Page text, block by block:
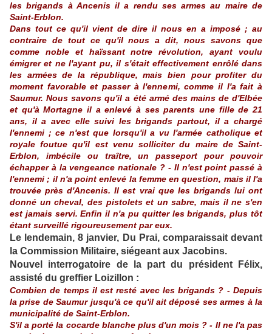
les brigands à Ancenis il a rendu ses armes au maire de
Saint-Erblon.
Dans tout ce qu'il vient de dire il nous en a imposé ; au
contraire de tout ce qu'il nous a dit, nous savons que
comme noble et haïssant notre révolution, ayant voulu
émigrer et ne l'ayant pu, il s'était effectivement enrôlé dans
les armées de la république, mais bien pour profiter du
moment favorable et passer à l'ennemi, comme il l'a fait à
Saumur. Nous savons qu'il a été armé des mains de d'Elbée
et qu'à Mortagne il a enlevé à ses parents une fille de 21
ans, il a avec elle suivi les brigands partout, il a chargé
l'ennemi ; ce n'est que lorsqu'il a vu l'armée catholique et
royale foutue qu'il est venu solliciter du maire de Saint-
Erblon, imbécile ou traître, un passeport pour pouvoir
échapper à la vengeance nationale ? - Il n'est point passé à
l'ennemi ; il n'a point enlevé la femme en question, mais il l'a
trouvée près d'Ancenis. Il est vrai que les brigands lui ont
donné un cheval, des pistolets et un sabre, mais il ne s'en
est jamais servi. Enfin il n'a pu quitter les brigands, plus tôt
étant surveillé rigoureusement par eux.
Le lendemain, 8 janvier, Du Prai, comparaissait devant
la Commission Militaire, siégeant aux Jacobins.
Nouvel interrogatoire de la part du président Félix,
assisté du greffier Loizillon :
Combien de temps il est resté avec les brigands ? - Depuis
la prise de Saumur jusqu'à ce qu'il ait déposé ses armes à la
municipalité de Saint-Erblon.
S'il a porté la cocarde blanche plus d'un mois ? - Il ne l'a pas